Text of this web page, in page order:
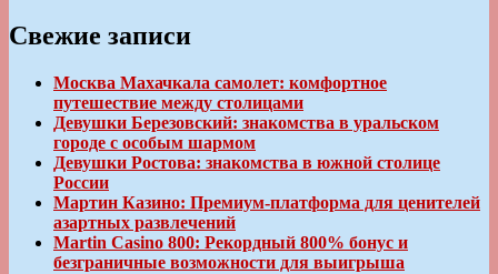
Свежие записи
Москва Махачкала самолет: комфортное
путешествие между столицами
Девушки Березовский: знакомства в уральском
городе с особым шармом
Девушки Ростова: знакомства в южной столице
России
Мартин Казино: Премиум-платформа для ценителей
азартных развлечений
Martin Casino 800: Рекордный 800% бонус и
безграничные возможности для выигрыша